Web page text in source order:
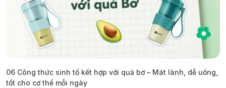
06 Công thức sinh tố kết hợp với quả bơ – Mát lành, dễ uống,
tốt cho cơ thể mỗi ngày